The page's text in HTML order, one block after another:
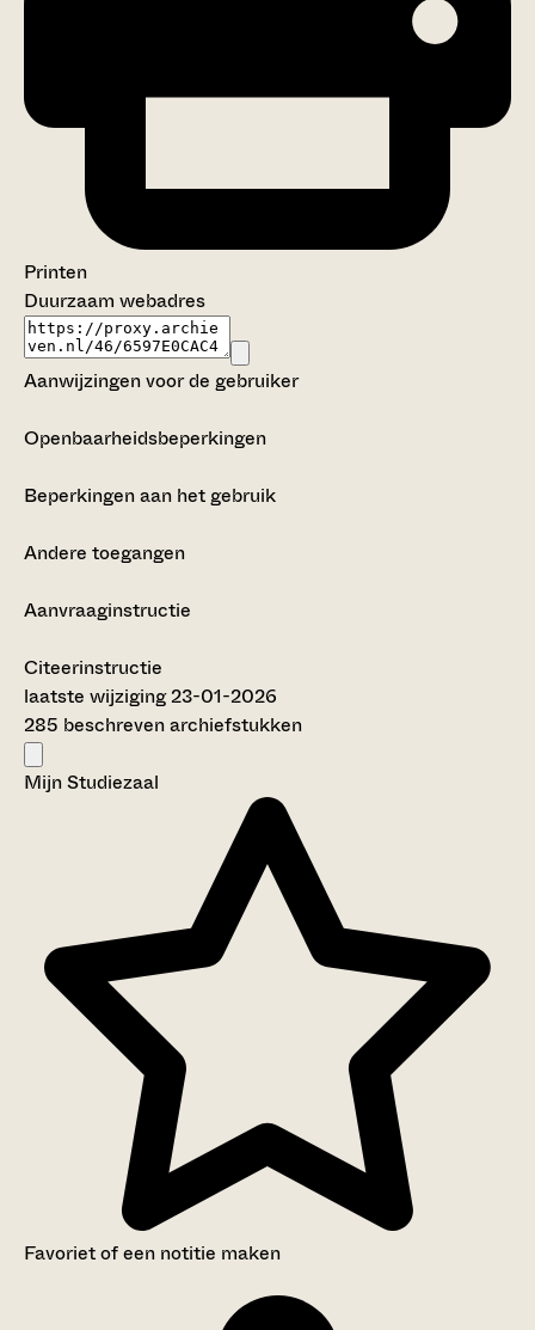
Printen
Duurzaam webadres
Aanwijzingen voor de gebruiker
Openbaarheidsbeperkingen
Beperkingen aan het gebruik
Andere toegangen
Aanvraaginstructie
Citeerinstructie
laatste wijziging 23-01-2026
285 beschreven archiefstukken
Mijn Studiezaal
Favoriet of een notitie maken